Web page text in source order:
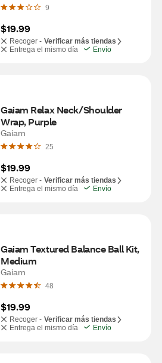
9
$19.99
Recoger - Verificar más tiendas
Entrega el mismo día
Envío
Gaiam Relax Neck/Shoulder
Wrap, Purple
Gaiam
25
$19.99
Recoger - Verificar más tiendas
Entrega el mismo día
Envío
Gaiam Textured Balance Ball Kit,
Medium
Gaiam
48
$19.99
Recoger - Verificar más tiendas
Entrega el mismo día
Envío